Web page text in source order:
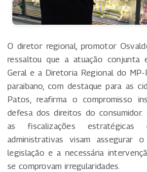
O diretor regional, promotor
ressaltou que a atuação conjunta
Geral e a Diretoria Regional do
paraibano, com destaque para as
Patos, reafirma o compromisso
defesa dos direitos do consumidor.
as fiscalizações
administrativas visam assegurar
legislação e a necessária
se comprovam irregularidades.